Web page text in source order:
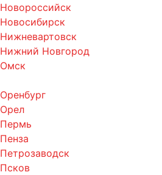
Новороссийск
Новосибирск
Нижневартовск
Нижний Новгород
Омск
Оренбург
Орел
Пермь
Пенза
Петрозаводск
Псков